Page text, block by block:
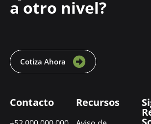
a otro nivel?
Cotiza Ahora
Contacto Recursos